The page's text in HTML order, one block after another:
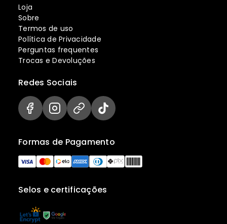
Loja
Sobre
Termos de uso
Política de Privacidade
Perguntas frequentes
Trocas e Devoluções
Selos e certificações
Formas de Pagamento
Redes Sociais